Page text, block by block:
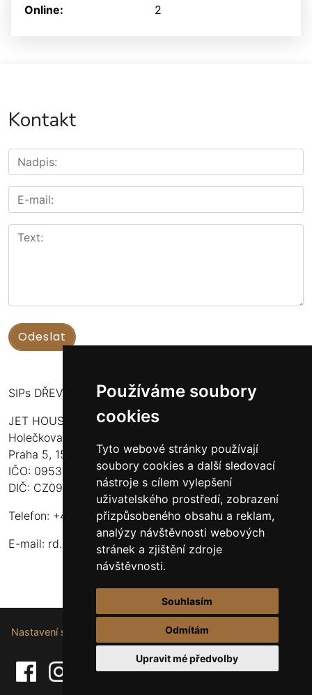
Používáme soubory
cookies
Tyto webové stránky používají
soubory cookies a další sledovací
nástroje s cílem vylepšení
uživatelského prostředí, zobrazení
přizpůsobeného obsahu a reklam,
analýzy návštěvnosti webových
stránek a zjištění zdroje
návštěvnosti.
Souhlasím
Odmítám
Upravit mé předvolby
Online: 2
Kontakt
SIPs DŘEVOSTAVBY
JET HOUSE S.R.O.
Holečkova 789/49
Praha 5, 150 00
IČO: 09532935
DIČ: CZ09532935
Telefon: +420 737 107 003
E-mail: rd.drevostavby@gmail.com
Nastavení souborů cookie.